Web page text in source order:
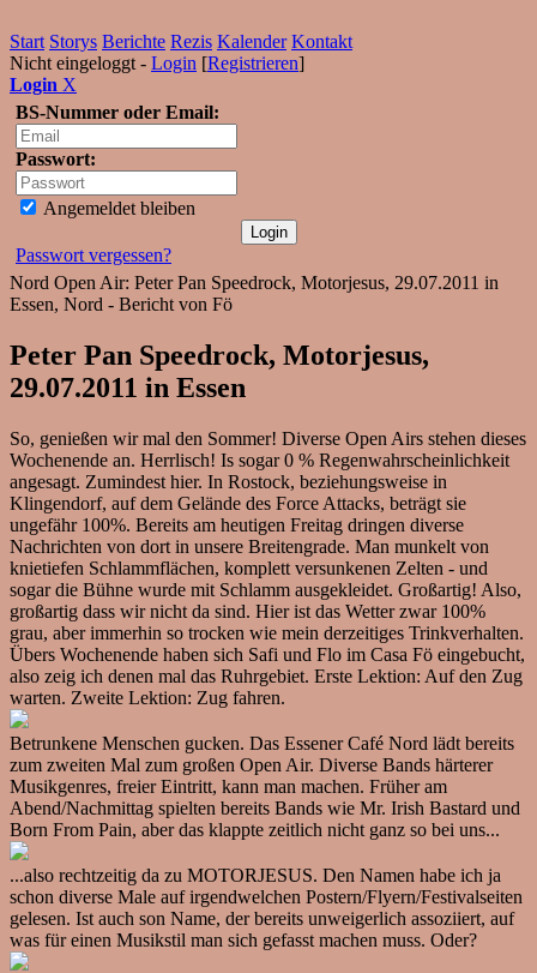
Start Storys Berichte Rezis Kalender Kontakt
Nicht eingeloggt - Login [Registrieren]
Login X
BS-Nummer oder Email:
Passwort:
Angemeldet bleiben
Passwort vergessen?
Nord Open Air: Peter Pan Speedrock, Motorjesus, 29.07.2011 in
Essen, Nord - Bericht von Fö
Peter Pan Speedrock, Motorjesus,
29.07.2011 in Essen
So, genießen wir mal den Sommer! Diverse Open Airs stehen dieses
Wochenende an. Herrlisch! Is sogar 0 % Regenwahrscheinlichkeit
angesagt. Zumindest hier. In Rostock, beziehungsweise in
Klingendorf, auf dem Gelände des Force Attacks, beträgt sie
ungefähr 100%. Bereits am heutigen Freitag dringen diverse
Nachrichten von dort in unsere Breitengrade. Man munkelt von
knietiefen Schlammflächen, komplett versunkenen Zelten - und
sogar die Bühne wurde mit Schlamm ausgekleidet. Großartig! Also,
großartig dass wir nicht da sind. Hier ist das Wetter zwar 100%
grau, aber immerhin so trocken wie mein derzeitiges Trinkverhalten.
Übers Wochenende haben sich Safi und Flo im Casa Fö eingebucht,
also zeig ich denen mal das Ruhrgebiet. Erste Lektion: Auf den Zug
warten. Zweite Lektion: Zug fahren.
Betrunkene Menschen gucken. Das Essener Café Nord lädt bereits
zum zweiten Mal zum großen Open Air. Diverse Bands härterer
Musikgenres, freier Eintritt, kann man machen. Früher am
Abend/Nachmittag spielten bereits Bands wie Mr. Irish Bastard und
Born From Pain, aber das klappte zeitlich nicht ganz so bei uns...
...also rechtzeitig da zu MOTORJESUS. Den Namen habe ich ja
schon diverse Male auf irgendwelchen Postern/Flyern/Festivalseiten
gelesen. Ist auch son Name, der bereits unweigerlich assoziiert, auf
was für einen Musikstil man sich gefasst machen muss. Oder?